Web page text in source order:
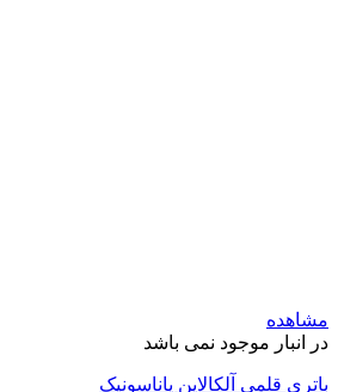
مشاهده
در انبار موجود نمی باشد
باتری قلمی آلکالاین پاناسونیک